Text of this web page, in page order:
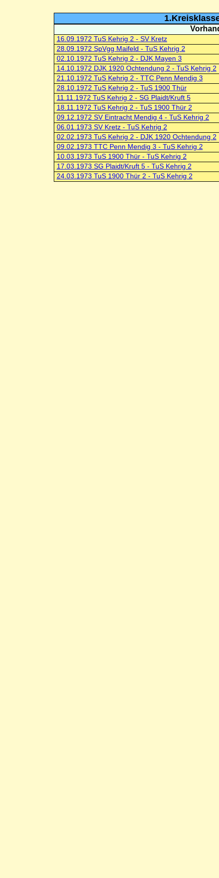
16.09.1972 TuS Kehrig 2 - SV Kretz
28.09.1972 SpVgg Maifeld - TuS Kehrig 2
02.10.1972 TuS Kehrig 2 - DJK Mayen 3
14.10.1972 DJK 1920 Ochtendung 2 - TuS Kehrig 2
21.10.1972 TuS Kehrig 2 - TTC Penn Mendig 3
28.10.1972 TuS Kehrig 2 - TuS 1900 Thür
11.11.1972 TuS Kehrig 2 - SG Plaidt/Kruft 5
18.11.1972 TuS Kehrig 2 - TuS 1900 Thür 2
09.12.1972 SV Eintracht Mendig 4 - TuS Kehrig 2
06.01.1973 SV Kretz - TuS Kehrig 2
02.02.1973 TuS Kehrig 2 - DJK 1920 Ochtendung 2
09.02.1973 TTC Penn Mendig 3 - TuS Kehrig 2
10.03.1973 TuS 1900 Thür - TuS Kehrig 2
17.03.1973 SG Plaidt/Kruft 5 - TuS Kehrig 2
24.03.1973 TuS 1900 Thür 2 - TuS Kehrig 2